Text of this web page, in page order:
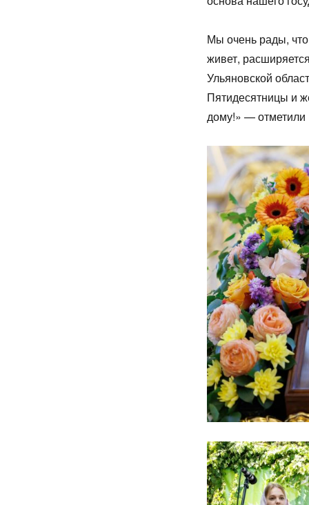
Мы очень рады,
живет,
Ульяновской
Пятидесятницы и
дому!» — отметили